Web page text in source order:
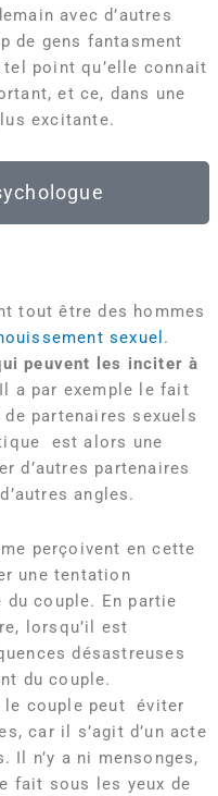
avec d’autres
de gens fantasment
tel point qu’elle connait
et ce, dans une
excitante.
tout être des hommes
sexuel .
peuvent les inciter à
a par exemple le fait
de partenaires sexuels
est alors une
d’autres partenaires
angles.
perçoivent en cette
une tentation
du couple. En partie
lorsqu’il est
désastreuses
du couple.
le couple peut éviter
car il s’agit d’un acte
Il n’y a ni mensonges,
fait sous les yeux de